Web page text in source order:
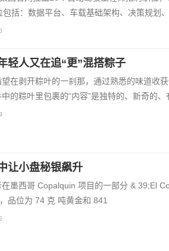
包括：数据平台、车载基础架构、决策规划
轻人又在追“更”混搭粽子
在剥开粽叶的一刹那，通过熟悉的味道收
的粽叶里包裹的“内容”是独特的、新奇的、
让小盘秘银飙升
墨西哥 Copalquin 项目的一部分 & 39;El
品位为 74 克 吨黄金和 841